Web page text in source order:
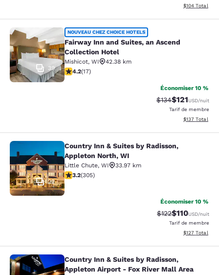
Afficher les
$104 Total
Fairway Inn and Suites, an Ascend
39
NOUVEAU CHEZ CHOICE HOTELS
Fairway Inn and Suites, an Ascend
Collection Hotel
Mishicot, WI
42.38 km
4.24 étoiles. Excellent. 17 commentaires
4.2(17)
Économiser 10 %
Tarif barré :
$134Tarif réduit :
$121USD/nuit
Tarif de membre
Afficher les
$137 Total
Country Inn & Suites by Radisson,
22
Country Inn & Suites by Radisson,
Appleton North, WI
Little Chute, WI
33.97 km
3.24 étoiles. Bien. 305 commentaires
3.2(305)
Économiser 10 %
Tarif barré :
$122Tarif réduit :
$110USD/nuit
Tarif de membre
Afficher les
$127 Total
Country Inn & Suites by Radisson,
Country Inn & Suites by Radisson,
Appleton Airport - Fox River Mall Area